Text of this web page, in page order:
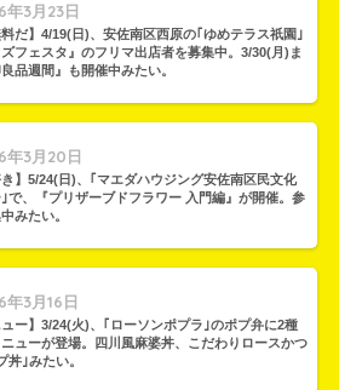
年3月23日
料だ】4/19(日)、安佐南区西原の｢ゆめテラス祇園｣
フェスタ』のフリマ出店者を募集中。3/30(月)ま
品週間』も開催中みたい。
年3月20日
き】5/24(日)、｢マエダハウジング安佐南区民文化
で、『プリザーブドフラワー 入門編』が開催。参
みたい。
年3月16日
ュー】3/24(火)、｢ローソンポプラ｣のポプ弁に2種
ューが登場。四川風麻婆丼、こだわりロースかつ
丼｣みたい。